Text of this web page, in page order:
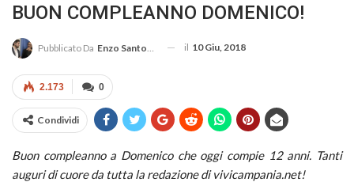
BUON COMPLEANNO DOMENICO!
Pubblicato Da Enzo Santoro il 10 Giu, 2018
0
2.173
Condividi
Buon compleanno a Domenico che oggi compie 12 anni. Tanti
auguri di cuore da tutta la redazione di vivicampania.net!